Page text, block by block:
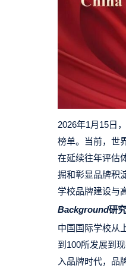
2026年1月15日
榜单。当前，世
在延续往年评估
掘和彰显品牌积
学校品牌建设与
Background研
中国国际学校从
到100所发展到
入品牌时代，品